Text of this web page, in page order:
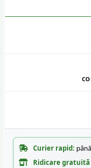
Curier rapid:
Ridicare gratuită